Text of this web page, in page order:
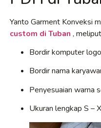
Yanto Garment Konveksi
custom di Tuban ,
Bordir komputer
Bordir nama
Penyesuaian warna
Ukuran lengkap S –